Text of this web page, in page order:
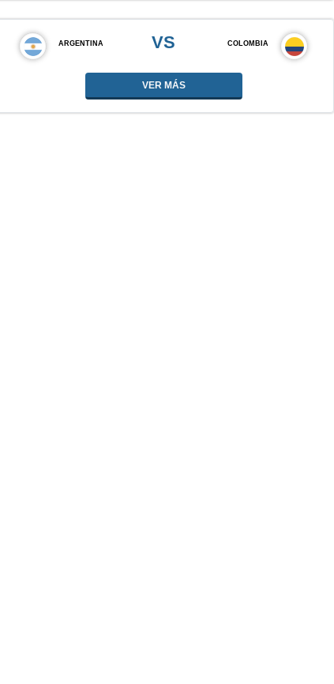
ARGENTINA VS COLOMBIA
VER MÁS